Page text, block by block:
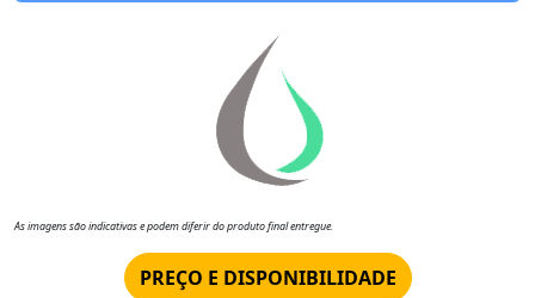
As imagens são indicativas e podem diferir do produto final entregue.
PREÇO E DISPONIBILIDADE